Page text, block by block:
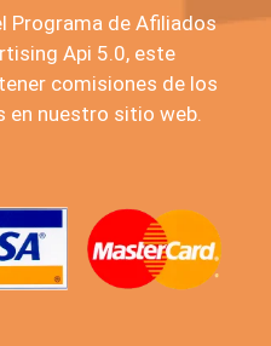
Programa de Afiliados
Api 5.0, este
comisiones de los
en nuestro sitio web.